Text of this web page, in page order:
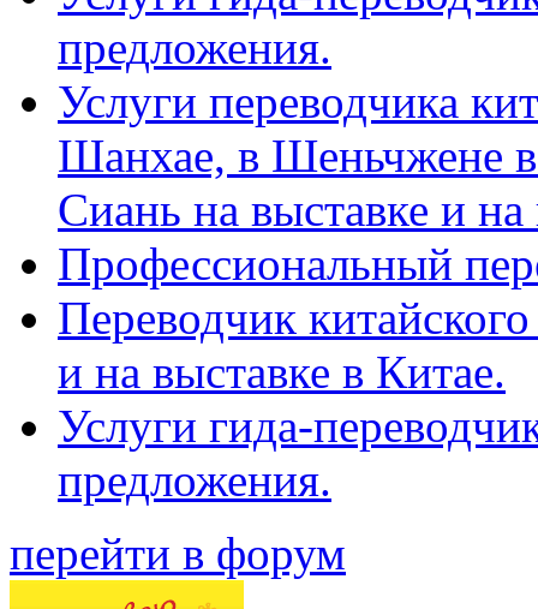
предложения.
Услуги переводчика
Шанхае, в Шеньчжене
Сиань на выставке и
Профессиональный
Переводчик
и на выставке в Китае.
Услуги гида-
предложения.
перейти в форум